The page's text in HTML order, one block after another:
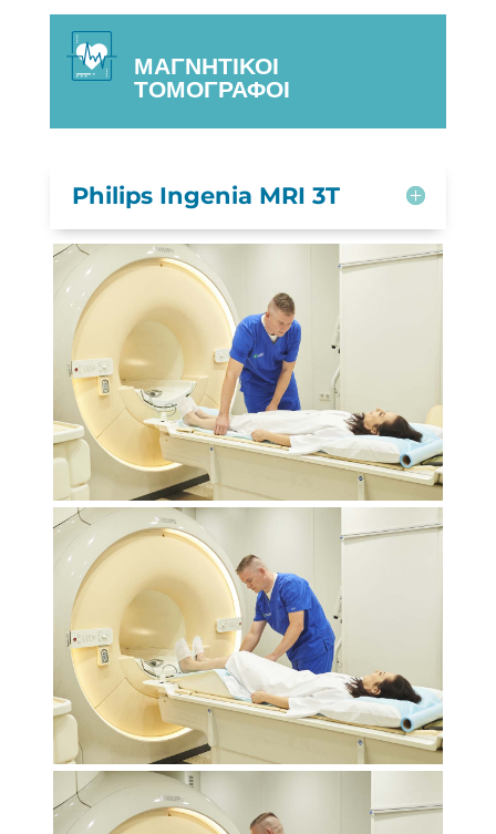
ΜΑΓΝΗΤΙΚΟΙ
ΤΟΜΟΓΡΑΦΟΙ
Philips Ingenia MRI 3T